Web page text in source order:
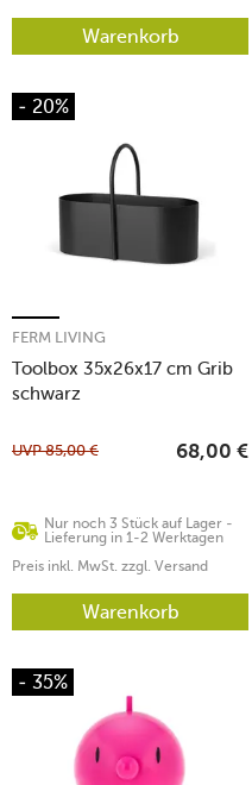
Warenkorb
- 20%
Toolbox 35x26x17 cm Grib
schwarz
FERM LIVING
Nur noch 3 Stück auf Lager -
Lieferung in 1-2 Werktagen
UVP85,00 € 68,00 €
Preis inkl. MwSt. zzgl. Versand
Warenkorb
- 35%